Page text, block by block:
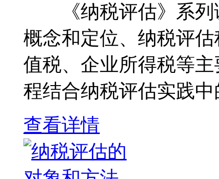
《纳税评估》系列
概念和定位、纳税评
值税、企业所得税等
程结合纳税评估实践
查看详情